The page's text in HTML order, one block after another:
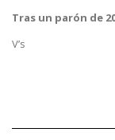
Tras un parón de
V’s